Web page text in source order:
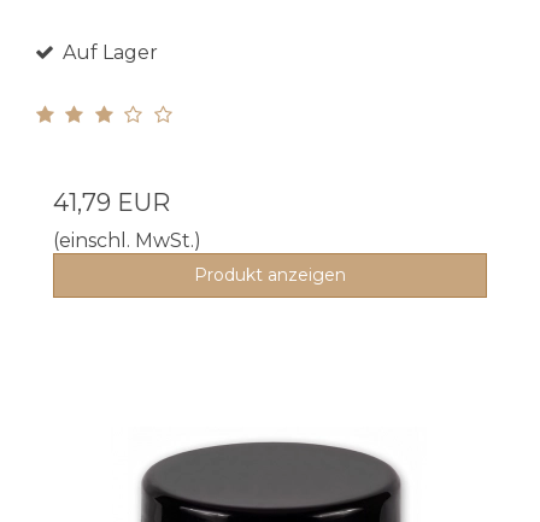
Auf Lager
41,79 EUR
(einschl. MwSt.)
Produkt anzeigen